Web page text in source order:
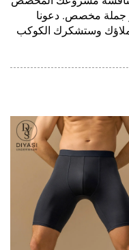
جملة مخصص. دعونا
وستشكرك الكوكب